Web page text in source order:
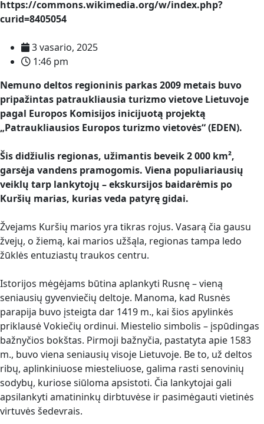
https://commons.wikimedia.org/w/index.php?
curid=8405054
3 vasario, 2025
1:46 pm
Nemuno deltos regioninis parkas 2009 metais buvo
pripažintas patraukliausia turizmo vietove Lietuvoje
pagal Europos Komisijos inicijuotą projektą
„Patraukliausios Europos turizmo vietovės“ (EDEN).
Šis didžiulis regionas, užimantis beveik 2 000 km²,
garsėja vandens pramogomis. Viena populiariausių
veiklų tarp lankytojų – ekskursijos baidarėmis po
Kuršių marias, kurias veda patyrę gidai.
Žvejams Kuršių marios yra tikras rojus. Vasarą čia gausu
žvejų, o žiemą, kai marios užšąla, regionas tampa ledo
žūklės entuziastų traukos centru.
Istorijos mėgėjams būtina aplankyti Rusnę – vieną
seniausių gyvenviečių deltoje. Manoma, kad Rusnės
parapija buvo įsteigta dar 1419 m., kai šios apylinkės
priklausė Vokiečių ordinui. Miestelio simbolis – įspūdingas
bažnyčios bokštas. Pirmoji bažnyčia, pastatyta apie 1583
m., buvo viena seniausių visoje Lietuvoje. Be to, už deltos
ribų, aplinkiniuose miesteliuose, galima rasti senovinių
sodybų, kuriose siūloma apsistoti. Čia lankytojai gali
apsilankyti amatininkų dirbtuvėse ir pasimėgauti vietinės
virtuvės šedevrais.